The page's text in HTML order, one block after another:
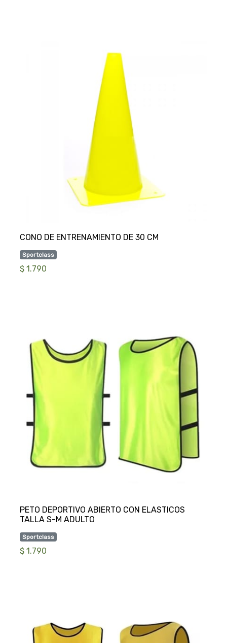
Sportclass
$ 1.790
PETO DEPORTIVO ABIERTO CON ELASTICOS
Sportclass
$ 1.790